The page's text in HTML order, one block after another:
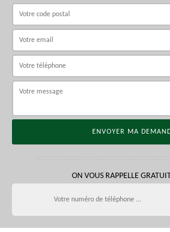
ON VOUS RAPPELLE